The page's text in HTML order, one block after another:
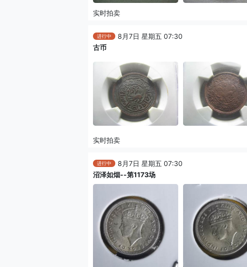
实时拍卖
进行中
8月7日 星期五 07:30
古币
实时拍卖
进行中
8月7日 星期五 07:30
沼泽如烟--第1173场